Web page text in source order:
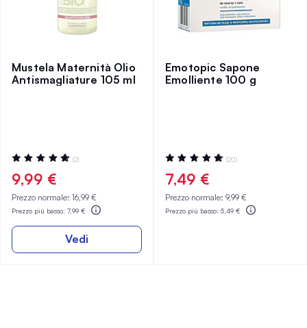
Mustela Maternità Olio
Antismagliature 105 ml
Valutazione:
100%
(2)
9,99 €
Prezzo normale: 16,99 €
Prezzo più basso: 7,99 €
Vedi
Emotopic Sapone
Emolliente 100 g
Valutazione:
99%
(20)
7,49 €
Prezzo normale: 9,99 €
Prezzo più basso: 5,49 €